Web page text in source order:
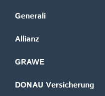
Generali
Allianz
GRAWE
DONAU Versicherung